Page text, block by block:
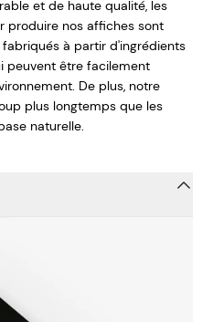
et de haute qualité, les
produire nos affiches sont
à partir d'ingrédients
peuvent être facilement
De plus, notre
plus longtemps que les
naturelle.